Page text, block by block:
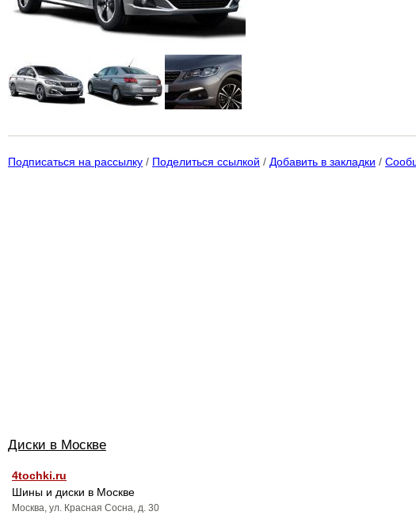
Подписаться на рассылку / Поделиться ссылкой / Добавить в закладки /
Диски в Москве
4tochki.ru
Шины и диски в Москве
Москва, ул. Красная Сосна, д. 30